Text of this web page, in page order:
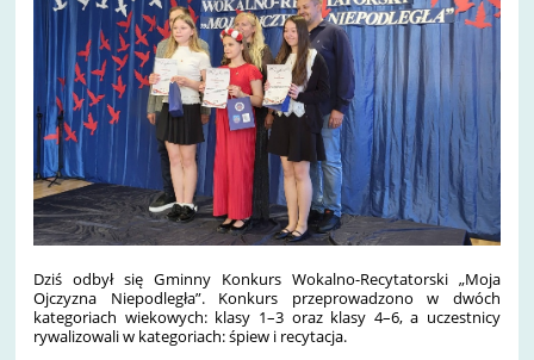
Dziś odbył się Gminny Konkurs Wokalno-Recytatorski „Moja
Ojczyzna Niepodległa”. Konkurs przeprowadzono w dwóch
kategoriach wiekowych: klasy 1–3 oraz klasy 4–6, a uczestnicy
rywalizowali w kategoriach: śpiew i recytacja.